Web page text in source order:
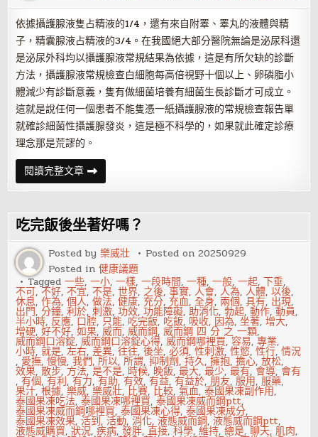
依據攝護腺液隻占精液的1/4，還有來自附睪、睪丸的液體與精
子，精囊腺液占精液的3/4。在我國絕大部分醫院無論是泌尿科還
是泌尿外科均以攝護腺液常規結果為依據，這是有所欠缺的診斷
方法，攝護腺液常規檢查白細胞每高倍視野十個以上、卵磷脂小
體減少有診斷意義，隻有做細菌培養有細菌生長診斷才可成立。
這就是說任何一個患者不能隻憑一紙攝護腺液的常規檢查報告單
就確診細菌性攝護腺發炎，這是極不科學的，如果就此確定診療
理念那是荒謬的。
閱讀完整文章攝
護
腺
炎
的
專
業
診
斷
方
法
吃完飯後坐著好嗎？
Posted by樂威壯 Posted on20250929
Posted in健康議題
Tagged一些,一小,一樣,一段時間,一種,一般,一起,下垂,
不可,不好,不宜,不是,世界, 之後,事實,人會,人為,人體,以後,
休息,作為,個人,做法,健康, 充分, 充血,全身, 兩個,具有, 出現,
出門,分鐘,利於,刺激,功效,功能障礙,助消化,勃起,動作,動員,
半小時, 反應, 口腔, 只能, 吃完飯, 吃飯, 吸收, 因為,坐著,增大,
增硬,好不好,如果,威而,威而鋼,威而鋼 四 分 之 一顆,
威而鋼口溶錠,威而鋼口溶錠心得,威而鋼哪裡買,容易,專業,
小時,就是,左右,差異,往往,後坐,必須,性刺激,性慾,性行,情況
, 愛撫,慢慢,我們,所以,所謂,抑制劑,持久,擁抱,擔心,放松,
效果,散步, 方法,是不是, 時候, 晚飯,最大,最少,最有, 會導, 會有
,有個,有利,有力,有助,有效,有益,有益於,朋友,服用,服藥,
果汁,根據,樂威,樂威壯, 比賽, 比較,氣血,泰國果凍副作用,
泰國果凍吃法,泰國果凍哪裡買,泰國果凍威而鋼ptt,
泰國果凍威而鋼哪裡買,泰國果凍心得,泰國果凍成分,
泰國果凍效果,活到,活動,消化,液態威而鋼,液態威而鋼ptt,
液態威購買,狀況,疾病,發胖,直接,科學,維持,總是,聊天,肌肉,